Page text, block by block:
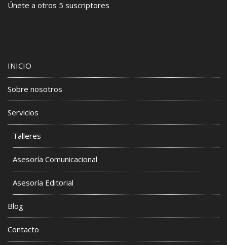
Únete a otros 5 suscriptores
INICIO
Sobre nosotros
Servicios
Talleres
Asesoría Comunicacional
Asesoría Editorial
Blog
Contacto